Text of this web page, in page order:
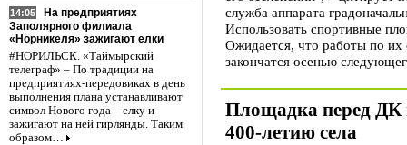
14:05
На предприятиях
Заполярного филиала
«Норникеля» зажигают елки
#НОРИЛЬСК. «Таймырский
телеграф» – По традиции на
предприятиях-передовиках в день
выполнения плана устанавливают
символ Нового года – елку и
зажигают на ней гирлянды. Таким
образом…
служба аппарата
Использовать спортивные
Ожидается, что работы по их
закончатся осенью
Площадка перед ДК
400-летию села